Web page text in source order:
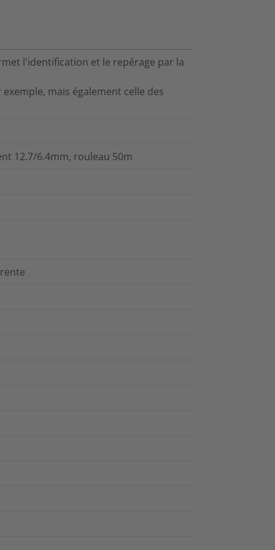
l'identification et le repérage par la
mais également celle des
12.7/6.4mm, rouleau 50m